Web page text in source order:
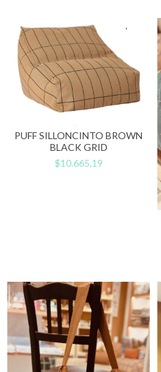
PUFF SILLONCINTO BROWN
BLACK GRID
$10.665,19